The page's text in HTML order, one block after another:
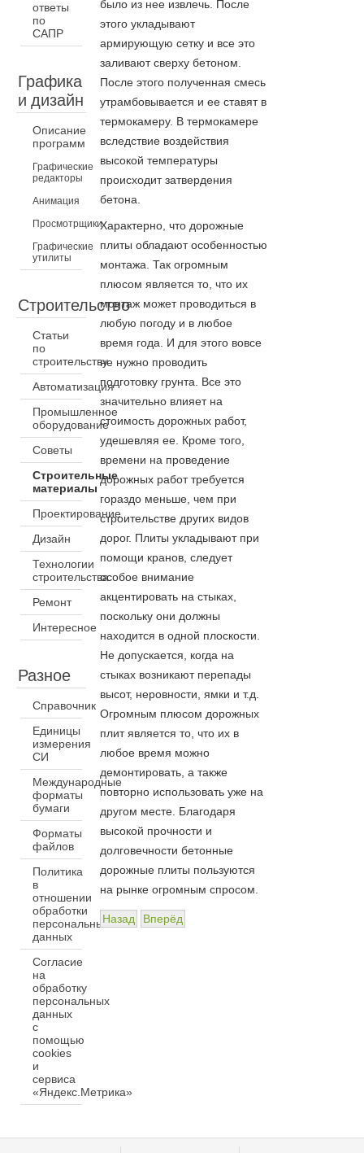
ответы
по
САПР
Графика
и дизайн
Описание
программ
Графические
редакторы
Анимация
Просмотрщики
Графические
утилиты
Строительство
Статьи
по
строительству
Автоматизация
Промышленное
оборудование
Советы
Строительные
материалы
Проектирование
Дизайн
Технологии
строительства
Ремонт
Интересное
Разное
Справочник
Единицы
измерения
СИ
Международные
форматы
бумаги
Форматы
файлов
Политика
в
отношении
обработки
персональных
данных
Согласие
на
обработку
персональных
данных
с
помощью
cookies
и
сервиса
«Яндекс.Метрика»
было из нее извлечь. После
этого укладывают
армирующую сетку и все это
заливают сверху бетоном.
После этого полученная смесь
утрамбовывается и ее ставят в
термокамеру. В термокамере
вследствие воздействия
высокой температуры
происходит затвердения
бетона.
Характерно, что дорожные
плиты обладают особенностью
монтажа. Так огромным
плюсом является то, что их
монтаж может проводиться в
любую погоду и в любое
время года. И для этого вовсе
не нужно проводить
подготовку грунта. Все это
значительно влияет на
стоимость дорожных работ,
удешевляя ее. Кроме того,
времени на проведение
дорожных работ требуется
гораздо меньше, чем при
строительстве других видов
дорог. Плиты укладывают при
помощи кранов, следует
особое внимание
акцентировать на стыках,
поскольку они должны
находится в одной плоскости.
Не допускается, когда на
стыках возникают перепады
высот, неровности, ямки и т.д.
Огромным плюсом дорожных
плит является то, что их в
любое время можно
демонтировать, а также
повторно использовать уже на
другом месте. Благодаря
высокой прочности и
долговечности бетонные
дорожные плиты пользуются
на рынке огромным спросом.
Назад Вперёд